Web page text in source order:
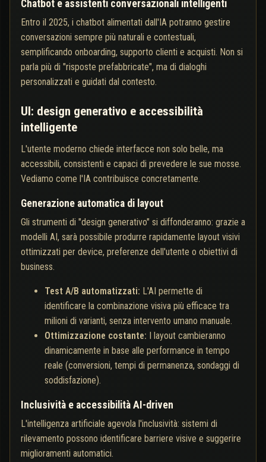
Chatbot e assistenti conversazionali intelligenti
Entro il 2025, i chatbot alimentati dall'IA potranno gestire
conversazioni sempre più naturali e contestuali,
semplificando onboarding, supporto clienti e acquisti. Non si
parla più di "risposte prefabbricate", ma di dialoghi
personalizzati e guidati dal contesto.
UI: design generativo e accessibilità
intelligente
L'utente moderno chiede interfacce non solo belle, ma
accessibili, consistenti e capaci di prevedere le sue mosse.
Vediamo come l'IA contribuisce concretamente.
Generazione automatica di layout
Gli strumenti di "design generativo" si diffonderanno: grazie a
modelli AI, sarà possibile produrre rapidamente layout visivi
ottimizzati per device, preferenze dell'utente o obiettivi di
business.
Test A/B automatizzati: L'AI permette di
identificare la combinazione visiva più efficace tra
milioni di varianti, senza intervento umano manuale.
Ottimizzazione costante:
I layout cambieranno
dinamicamente in base alle performance in tempo
reale (conversioni, tempi di permanenza, sondaggi di
soddisfazione).
Inclusività e accessibilità AI-driven
L'intelligenza artificiale agevola l'inclusività: sistemi di
rilevamento possono identificare barriere visive e suggerire
miglioramenti automatici.